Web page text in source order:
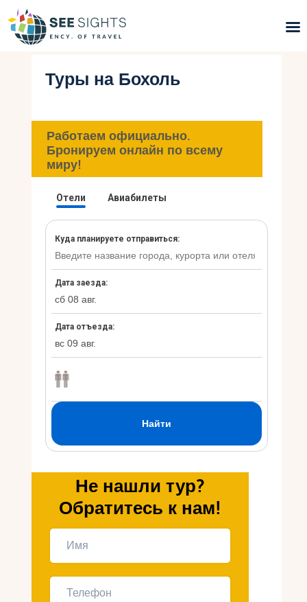
Поиск туров
Типы Туров
Страны
Инфо
Контакты
Туры на Бохоль
Работаем официально.
Бронируем онлайн по всему
миру!
Не нашли тур?
Обратитесь к нам!